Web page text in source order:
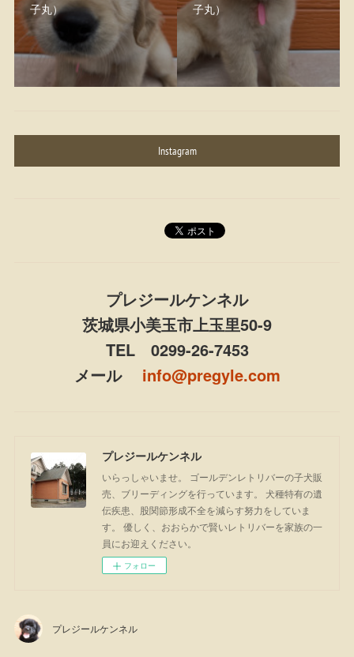
子丸）
子丸）
Instagram
プレジールケンネル
茨城県小美玉市上玉里50-9
TEL 0299-26-7453
メール info@pregyle.com
プレジールケンネル
いらっしゃいませ。 ゴールデンレトリバーの子犬販
売、ブリーディングを行っています。 犬種特有の遺
伝疾患、股関節形成不全を減らす努力をしていま
す。 優しく、おおらかで賢いレトリバーを家族の一
員にお迎えください。
フォロー
プレジールケンネル